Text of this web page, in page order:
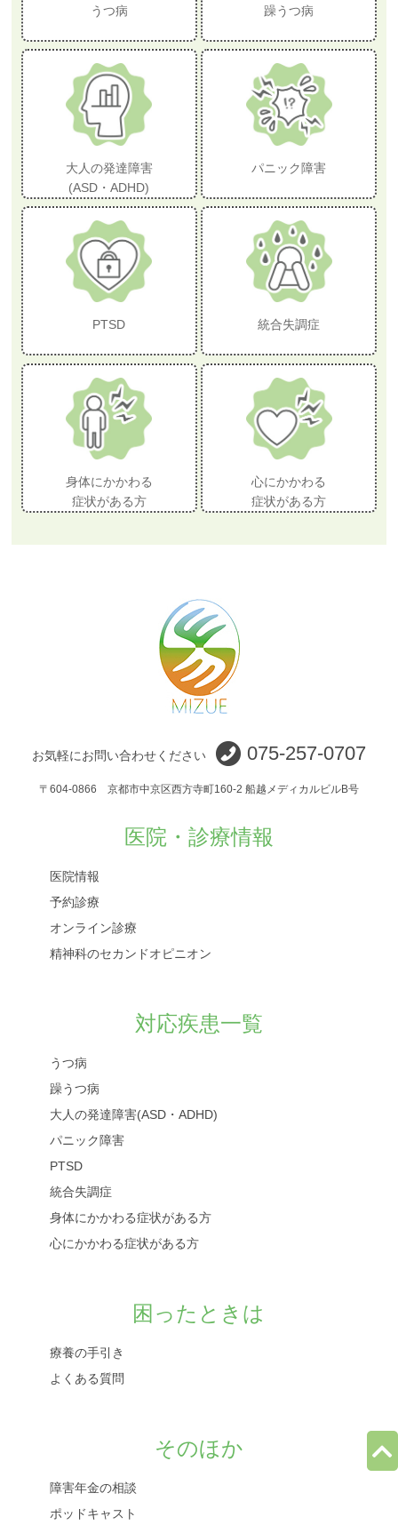
うつ病 躁うつ病
大人の発達障害
(ASD・ADHD)
パニック障害
PTSD 統合失調症
身体にかかわる
症状がある方
心にかかわる
症状がある方
お気軽にお問い合わせください 075-257-0707
〒604-0866 京都市中京区西方寺町160-2 船越メディカルビルB号
医院・診療情報
医院情報
予約診療
オンライン診療
精神科のセカンドオピニオン
対応疾患一覧
うつ病
躁うつ病
大人の発達障害(ASD・ADHD)
パニック障害
PTSD
統合失調症
身体にかかわる症状がある方
心にかかわる症状がある方
困ったときは
療養の手引き
よくある質問
そのほか
障害年金の相談
ポッドキャスト